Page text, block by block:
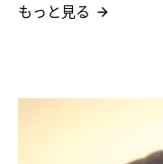
もっと見る